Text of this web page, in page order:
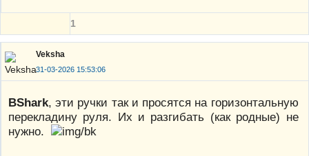
1
Veksha
31-03-2026 15:53:06
BShark, эти ручки так и просятся на горизонтальную
перекладину руля. Их и разгибать (как родные) не
нужно.